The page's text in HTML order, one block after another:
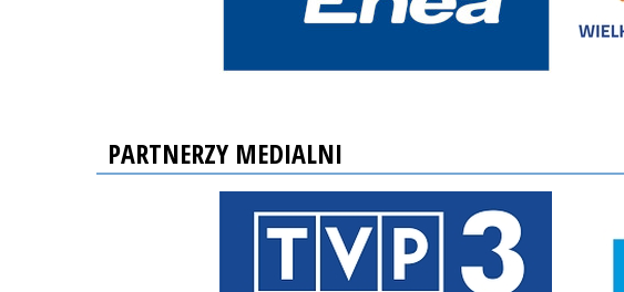
PARTNERZY MEDIALNI